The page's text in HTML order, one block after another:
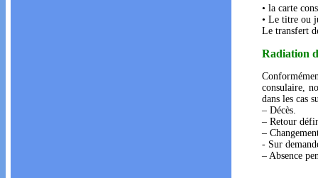
• la carte
• Le titre ou
Le transfert
Radiation
consulaire,
dans les cas
– Décès.
– Retour
–
- Sur
– Absence